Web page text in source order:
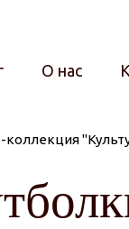
О нас
коллекция